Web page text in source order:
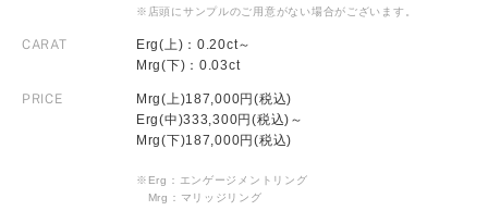
※店頭にサンプルのご用意がない場合がございます。
CARAT
Erg(上)：0.20ct～
Mrg(下)：0.03ct
PRICE
Mrg(上)187,000円(税込)
Erg(中)333,300円(税込)～
Mrg(下)187,000円(税込)
※Erg：エンゲージメントリング
Mrg：マリッジリング